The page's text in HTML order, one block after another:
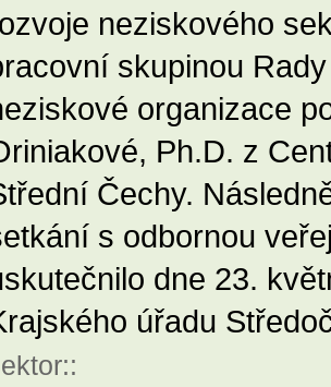
neziskového
skupinou
organizace
Ph.D. z
Čechy.
s odbornou
dne 23.
úřadu
::